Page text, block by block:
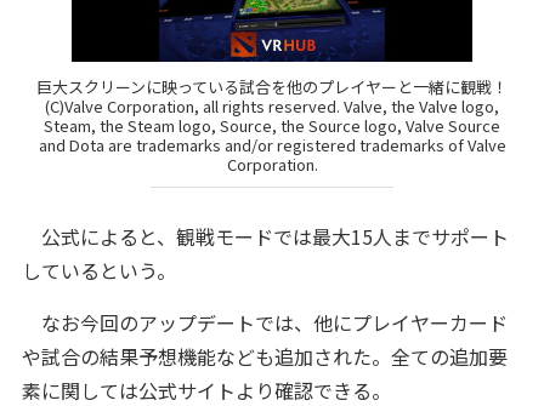
巨大スクリーンに映っている試合を他のプレイヤーと一緒に観戦！
(C)Valve Corporation, all rights reserved. Valve, the Valve logo,
Steam, the Steam logo, Source, the Source logo, Valve Source
and Dota are trademarks and/or registered trademarks of Valve
Corporation.
公式によると、観戦モードでは最大15人までサポート
しているという。
なお今回のアップデートでは、他にプレイヤーカード
や試合の結果予想機能なども追加された。全ての追加要
素に関しては公式サイトより確認できる。